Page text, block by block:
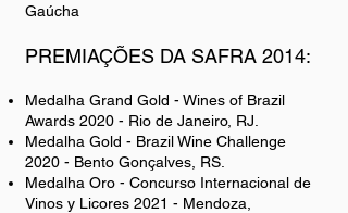
Gaúcha
PREMIAÇÕES DA SAFRA 2014:
Medalha Grand Gold - Wines of Brazil
Awards 2020 - Rio de Janeiro, RJ.
Medalha Gold - Brazil Wine Challenge
2020 - Bento Gonçalves, RS.
Medalha Oro - Concurso Internacional de
Vinos y Licores 2021 - Mendoza,